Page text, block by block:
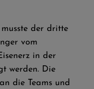
der dritte
vom
in der
werden. Die
die Teams und